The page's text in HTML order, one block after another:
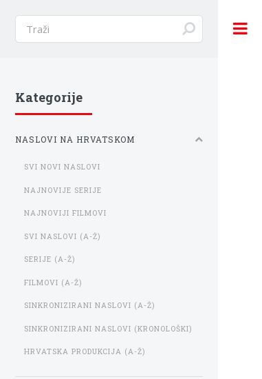
Kategorije
NASLOVI NA HRVATSKOM
SVI NOVI NASLOVI
NAJNOVIJE SERIJE
NAJNOVIJI FILMOVI
SVI NASLOVI (A-Ž)
SERIJE (A-Ž)
FILMOVI (A-Ž)
SINKRONIZIRANI NASLOVI (A-Ž)
SINKRONIZIRANI NASLOVI (KRONOLOŠKI)
HRVATSKA PRODUKCIJA (A-Ž)